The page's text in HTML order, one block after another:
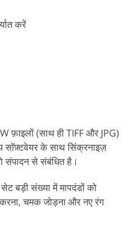
करें
फ़ाइलों (साथ ही TIFF और JPG)
सॉफ़्टवेयर के साथ सिंक्रनाइज़
संपादन से संबंधित है।
बड़ी संख्या में मापदंडों को
चमक जोड़ना और नए रंग